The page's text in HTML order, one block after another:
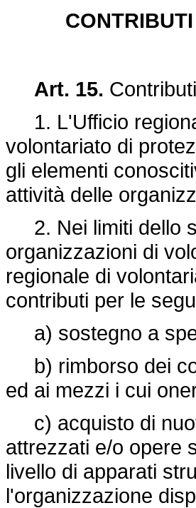
Art. 15.
1. L'Ufficio
volontariato di
gli elementi
attività delle
2. Nei limiti dello
organizzazioni di
regionale di
contributi per le
a) sostegno a
b) rimborso dei
ed ai mezzi i cui
c) acquisto di
attrezzati e/o opere
livello di apparati
l'organizzazione